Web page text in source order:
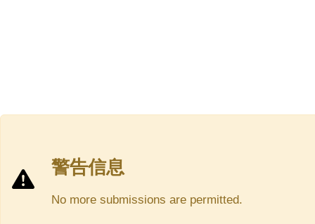
警告信息
No more submissions are permitted.